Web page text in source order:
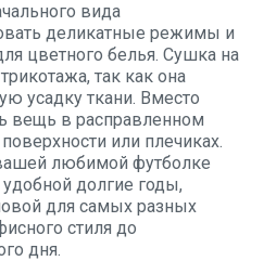
вида
деликатные режимы и
цветного белья. Сушка на
так как она
усадку ткани. Вместо
вещь в расправленном
или плечиках.
любимой футболке
удобной долгие годы,
для самых разных
стиля до
дня.